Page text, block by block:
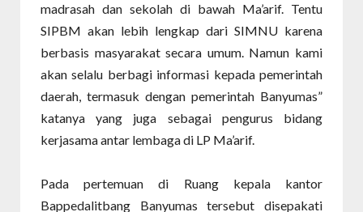
madrasah dan sekolah di bawah Ma’arif. Tentu
SIPBM akan lebih lengkap dari SIMNU karena
berbasis masyarakat secara umum. Namun kami
akan selalu berbagi informasi kepada pemerintah
daerah, termasuk dengan pemerintah Banyumas”
katanya yang juga sebagai pengurus bidang
kerjasama antar lembaga di LP Ma’arif.
Pada pertemuan di Ruang kepala kantor
Bappedalitbang Banyumas tersebut disepakati